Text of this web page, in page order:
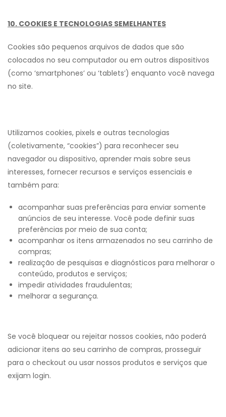
10. COOKIES E TECNOLOGIAS SEMELHANTES
Cookies são pequenos arquivos de dados que são
colocados no seu computador ou em outros dispositivos
(como ‘smartphones’ ou ‘tablets’) enquanto você navega
no site.
Utilizamos cookies, pixels e outras tecnologias
(coletivamente, “cookies”) para reconhecer seu
navegador ou dispositivo, aprender mais sobre seus
interesses, fornecer recursos e serviços essenciais e
também para:
acompanhar suas preferências para enviar somente
anúncios de seu interesse. Você pode definir suas
preferências por meio de sua conta;
acompanhar os itens armazenados no seu carrinho de
compras;
realização de pesquisas e diagnósticos para melhorar o
conteúdo, produtos e serviços;
impedir atividades fraudulentas;
melhorar a segurança.
Se você bloquear ou rejeitar nossos cookies, não poderá
adicionar itens ao seu carrinho de compras, prosseguir
para o checkout ou usar nossos produtos e serviços que
exijam login.